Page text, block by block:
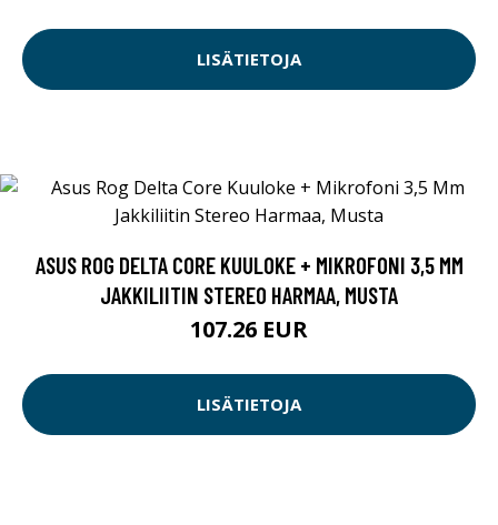
LISÄTIETOJA
ASUS ROG DELTA CORE KUULOKE + MIKROFONI 3,5 MM
JAKKILIITIN STEREO HARMAA, MUSTA
107.26 EUR
LISÄTIETOJA